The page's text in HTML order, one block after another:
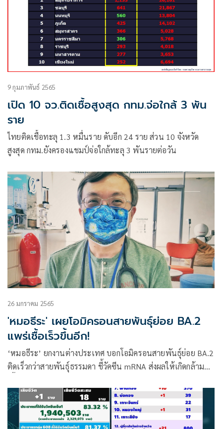
9 กุมภาพันธ์ 2565
เปิด 10 จว.ติดเชื้อสูงสุด กทม.จ่อใกล้ 3 พัน
ราย
ไทยติดเชื้อทะลุ​ 1.3 หมื่นราย​ ดับอีก​ 24​ ราย ส่วน 10 จังหวัด
สูงสุด กทม.ยังครองแชมป์จ่อใกล้ทะลุ 3 พันรายต่อวัน
26 มกราคม 2565
'หมอธีระ' เผยโอมิครอนสายพันธุ์ย่อย BA.2
แพร่เชื้อเร็วขึ้นอีก!
‘หมอธีระ’ ยกงานต่างประเทศ บอกโอมิครอนสายพันธุ์ย่อย BA.2
ติดเร็วกว่าสายพันธุ์ธรรมดา ชี้วัคซีน mRNA ส่งผลให้เกิดกล้าม